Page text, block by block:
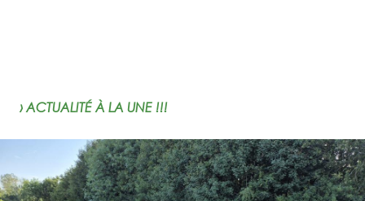
› ACTUALITÉ À LA UNE !!!